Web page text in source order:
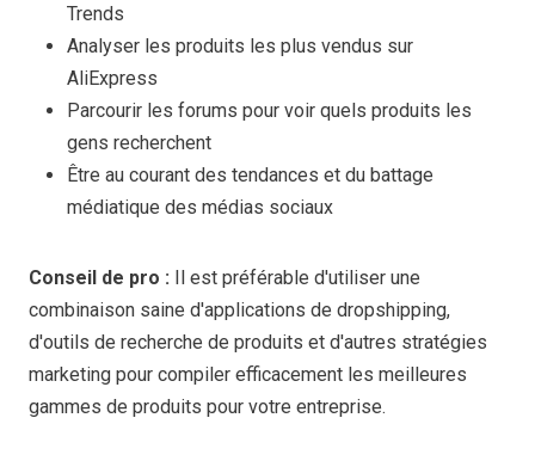
Trends
Analyser les produits les plus vendus sur
AliExpress
Parcourir les forums pour voir quels produits les
gens recherchent
Être au courant des tendances et du battage
médiatique des médias sociaux
Conseil de pro : Il est préférable d'utiliser une
combinaison saine d'applications de dropshipping,
d'outils de recherche de produits et d'autres stratégies
marketing pour compiler efficacement les meilleures
gammes de produits pour votre entreprise.